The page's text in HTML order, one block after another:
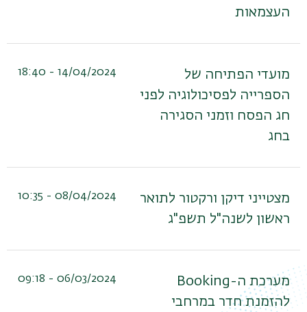
העצמאות
מועדי הפתיחה של
הספרייה לפסיכולוגיה לפני
חג הפסח וזמני הסגירה
בחג
14/04/2024 - 18:40
מצטייני דיקן ורקטור לתואר
ראשון לשנה"ל תשפ"ג
08/04/2024 - 10:35
מערכת ה-Booking
להזמנת חדר במרחבי
06/03/2024 - 09:18